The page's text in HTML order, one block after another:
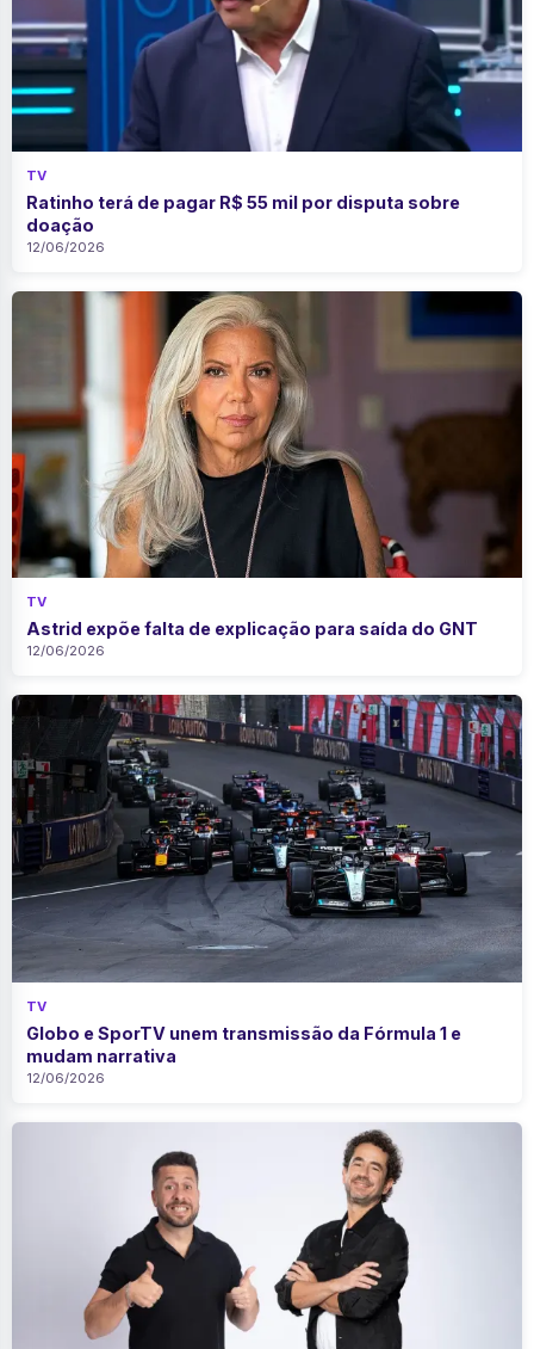
TV
Ratinho terá de pagar R$ 55 mil por disputa sobre
doação
12/06/2026
TV
Astrid expõe falta de explicação para saída do GNT
12/06/2026
TV
Globo e SporTV unem transmissão da Fórmula 1 e
mudam narrativa
12/06/2026